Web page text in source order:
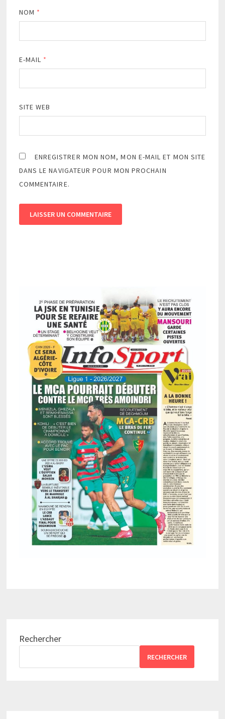
NOM *
E-MAIL *
SITE WEB
ENREGISTRER MON NOM, MON E-MAIL ET MON SITE
DANS LE NAVIGATEUR POUR MON PROCHAIN
COMMENTAIRE.
Rechercher
RECHERCHER